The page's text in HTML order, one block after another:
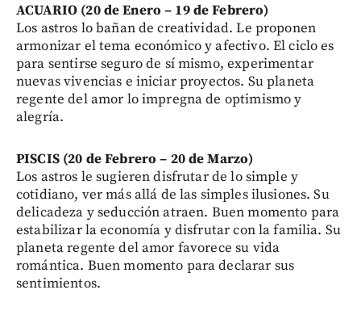
ACUARIO (20 de Enero – 19 de Febrero)
Los astros lo bañan de creatividad. Le proponen
armonizar el tema económico y afectivo. El ciclo es
para sentirse seguro de sí mismo, experimentar
nuevas vivencias e iniciar proyectos. Su planeta
regente del amor lo impregna de optimismo y
alegría.
PISCIS (20 de Febrero – 20 de Marzo)
Los astros le sugieren disfrutar de lo simple y
cotidiano, ver más allá de las simples ilusiones. Su
delicadeza y seducción atraen. Buen momento para
estabilizar la economía y disfrutar con la familia. Su
planeta regente del amor favorece su vida
romántica. Buen momento para declarar sus
sentimientos.